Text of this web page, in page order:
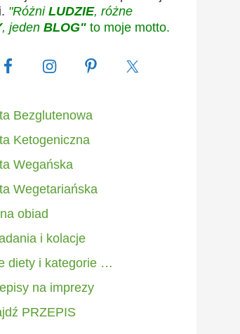
"Różni LUDZIE, różne
, jeden BLOG" to moje motto.
Bezglutenowa
Ketogeniczna
Wegańska
Wegetariańska
obiad
i kolacje
diety i kategorie …
na imprezy
PRZEPIS